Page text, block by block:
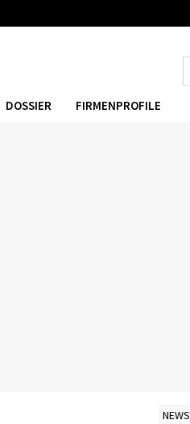
DOSSIER FIRMENPROFILE
NEWS